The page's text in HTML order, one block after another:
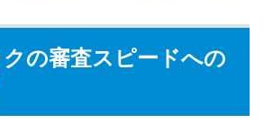
の審査スピードへの